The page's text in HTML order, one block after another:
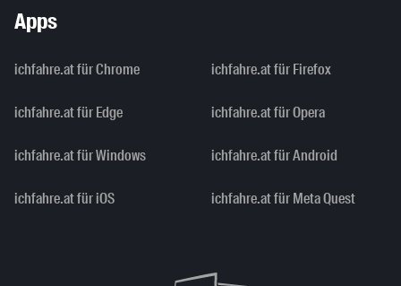
Apps
ichfahre.at für Chrome ichfahre.at für Firefox
ichfahre.at für Edge ichfahre.at für Opera
ichfahre.at für Windows ichfahre.at für Android
ichfahre.at für iOS ichfahre.at für Meta Quest